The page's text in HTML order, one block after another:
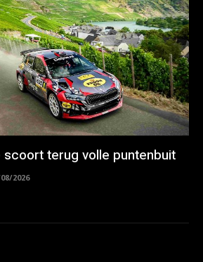
scoort terug volle puntenbuit
2026